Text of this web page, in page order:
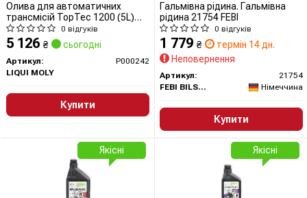
Олива для автоматичних
трансмісій TopTec 1200 (5L)
ALLISON C4 ALLISON TES-295
BMW ETL 7045 E BMW ETL 8072
B BMW LA 2634 BMW LT 71141
CATERPILLAR TO-2 CHRYSLER
ATF +3 CHRYSLER ATF +4
0 відгуків
5 126 ₴ сьогодні
Артикул:
P000242
LIQUI MOLY
Купити
Гальмівна рідина. Гальмівна
рідина 21754 FEBI
0 відгуків
1 779 ₴
термін 14 дн.
Неповернення
Артикул:
21754
FEBI BILSTEIN
Німеччина
Купити
Якісні Якісні